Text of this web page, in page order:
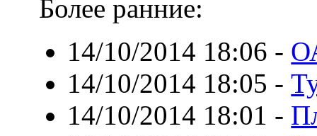
Более ранние:
14/10/2014 18:06 -
14/10/2014 18:05 -
14/10/2014 18:01 -